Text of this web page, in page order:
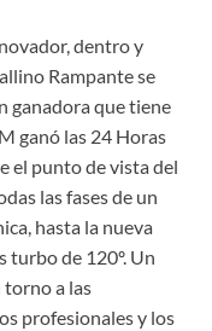
dentro y
Rampante se
ganadora que tiene
ganó las 24 Horas
el punto de vista del
las fases de un
hasta la nueva
de 120º. Un
torno a las
profesionales y los